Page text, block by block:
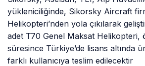
yükleniciliğinde, Sikorsky Aircraft
Helikopteri’nden yola çıkılarak
adet T70 Genel Maksat Helikopteri,
süresince Türkiye’de lisans altında
farklı kullanıcıya teslim edilecektir